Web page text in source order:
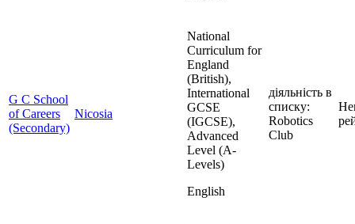
G C School
of Careers
(Secondary)
Nicosia
National
Curriculum for
England
(British),
International
GCSE
(IGCSE),
Advanced
Level (A-
Levels)
English
діяльність в
списку:
Robotics
Club